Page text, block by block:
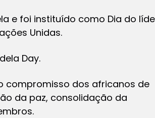
e foi instituído como Dia do
Unidas.
Day.
compromisso dos africanos de
da paz, consolidação da